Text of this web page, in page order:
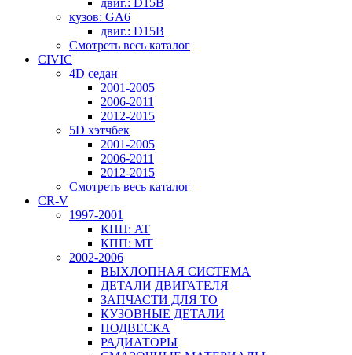
двиг.: D15B
кузов: GA6
двиг.: D15B
Смотреть весь каталог
CIVIC
4D седан
2001-2005
2006-2011
2012-2015
5D хэтчбек
2001-2005
2006-2011
2012-2015
Смотреть весь каталог
CR-V
1997-2001
КПП: AT
КПП: MT
2002-2006
ВЫХЛОПНАЯ СИСТЕМА
ДЕТАЛИ ДВИГАТЕЛЯ
ЗАПЧАСТИ ДЛЯ ТО
КУЗОВНЫЕ ДЕТАЛИ
ПОДВЕСКА
РАДИАТОРЫ